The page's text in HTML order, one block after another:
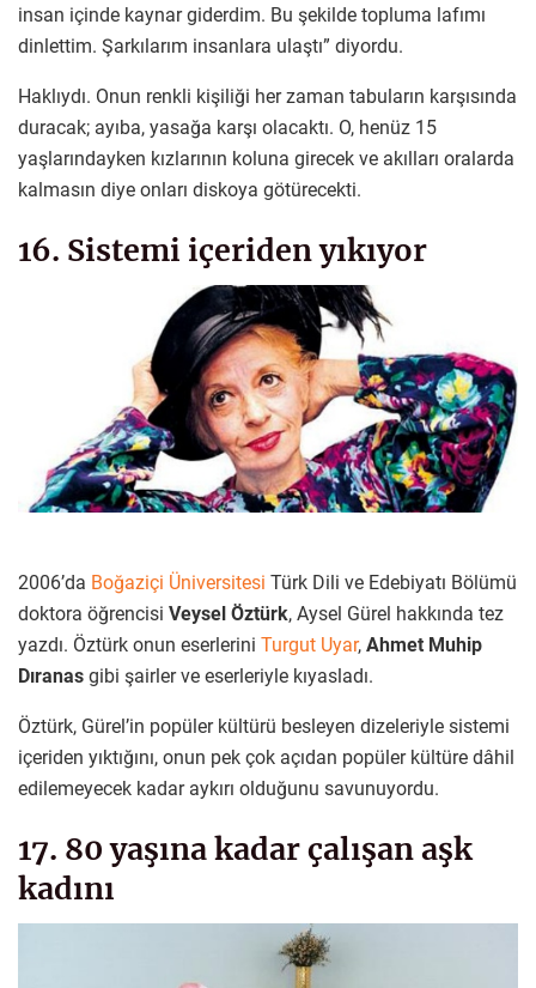
insan içinde kaynar giderdim. Bu şekilde topluma lafımı
dinlettim. Şarkılarım insanlara ulaştı” diyordu.
Haklıydı. Onun renkli kişiliği her zaman tabuların karşısında
duracak; ayıba, yasağa karşı olacaktı. O, henüz 15
yaşlarındayken kızlarının koluna girecek ve akılları oralarda
kalmasın diye onları diskoya götürecekti.
16. Sistemi içeriden yıkıyor
2006’da Boğaziçi Üniversitesi Türk Dili ve Edebiyatı Bölümü
doktora öğrencisi Veysel Öztürk, Aysel Gürel hakkında tez
yazdı. Öztürk onun eserlerini Turgut Uyar, Ahmet Muhip
Dıranas gibi şairler ve eserleriyle kıyasladı.
Öztürk, Gürel’in popüler kültürü besleyen dizeleriyle sistemi
içeriden yıktığını, onun pek çok açıdan popüler kültüre dâhil
edilemeyecek kadar aykırı olduğunu savunuyordu.
17. 80 yaşına kadar çalışan aşk
kadını